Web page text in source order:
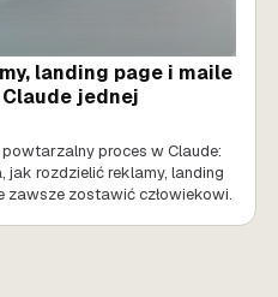
landing page i maile
jednej
proces w Claude:
rozdzielić reklamy, landing
zawsze zostawić człowiekowi.